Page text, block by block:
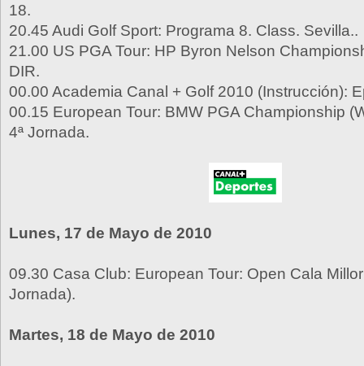
18.
20.45 Audi Golf Sport: Programa 8. Class. Sevilla..
21.00 US PGA Tour: HP Byron Nelson
DIR.
00.00 Academia Canal + Golf 2010 (Instrucción):
00.15 European Tour: BMW PGA Championship
4ª Jornada.
Lunes, 17 de Mayo de 2010
09.30 Casa Club: European Tour: Open Cala
Jornada).
Martes, 18 de Mayo de 2010